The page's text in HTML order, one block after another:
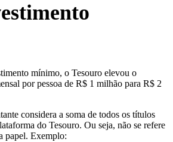
mínimo, o Tesouro elevou o
por pessoa de R$ 1 milhão para R$ 2
considera a soma de todos os títulos
do Tesouro. Ou seja, não se refere
papel. Exemplo: